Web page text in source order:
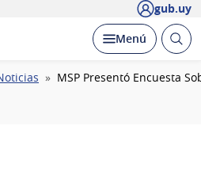
gub.uy
Desplegar
Menú Abrir
MSP Presentó Encuesta